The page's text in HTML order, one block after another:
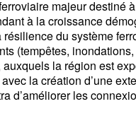
majeur destiné
à la croissance
du système
(tempêtes,
la région est
la création d’une
d’améliorer les